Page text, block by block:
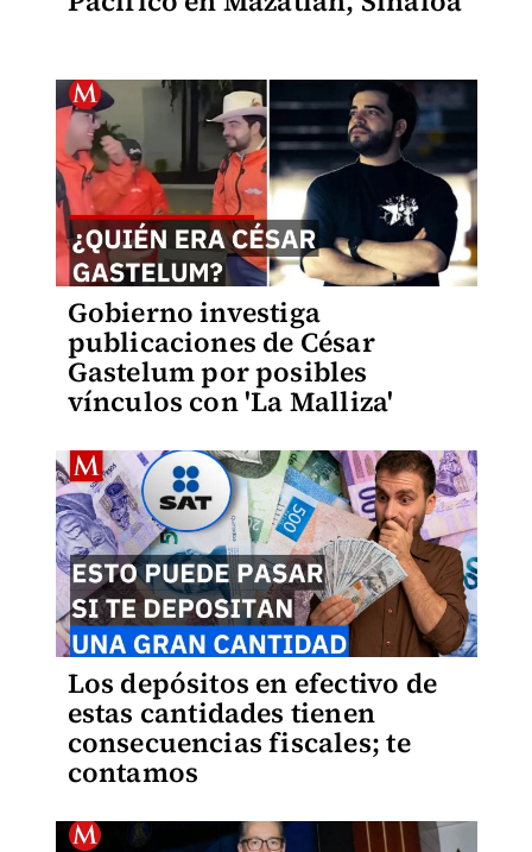
Gobierno investiga
publicaciones de César
Gastelum por posibles
vínculos con 'La Malliza'
Los depósitos en efectivo de
estas cantidades tienen
consecuencias fiscales; te
contamos